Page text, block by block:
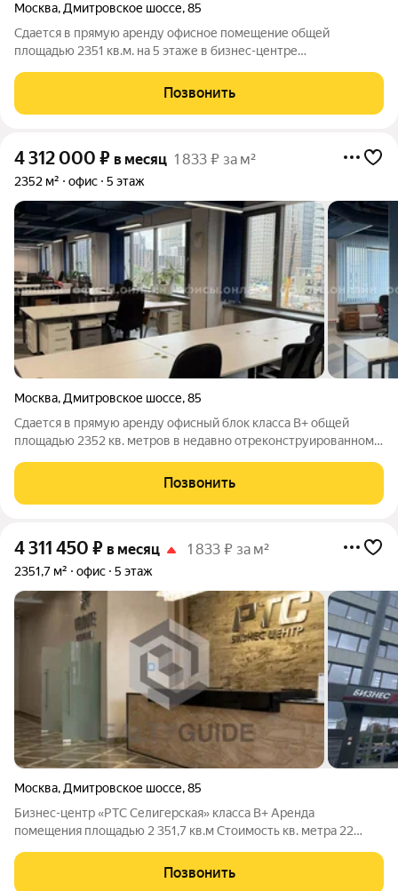
Москва, Дмитровское шоссе,85
Сдается в прямую аренду офисное помещение общей
площадью 2351 кв.м. на 5 этаже в бизнес-центре
Дмитровское шоссе, 85, в 4 минутах пешком от метро
Селигерская. Арендная ставка составляет 22000 рублей
Позвонить
4 312 000 ₽ в месяц 1 833 ₽ за м²
2352 м² офис 5 этаж
Москва, Дмитровское шоссе,85
Сдается в прямую аренду офисный блок класса B+ общей
площадью 2352 кв. метров в недавно отреконструированном
локация здания: - Автомобиль: близость транспортных
магистралей, таких как
Позвонить
4 311 450 ₽ в месяц 1 833 ₽ за м²
2351,7 м² офис 5 этаж
Москва, Дмитровское шоссе,85
Бизнес-центр «РТС Селигерская» класса B+ Аренда
помещения площадью 2 351,7 кв.м Cтоимость кв. метра 22
«РТС Селигерская» расположен по адресу: Дмитровское
шоссе, 85, Москва
Позвонить